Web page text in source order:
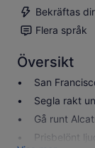
Bekräftas
Flera språk
Översikt
San
Segla rakt
Gå runt
Prisbelönt